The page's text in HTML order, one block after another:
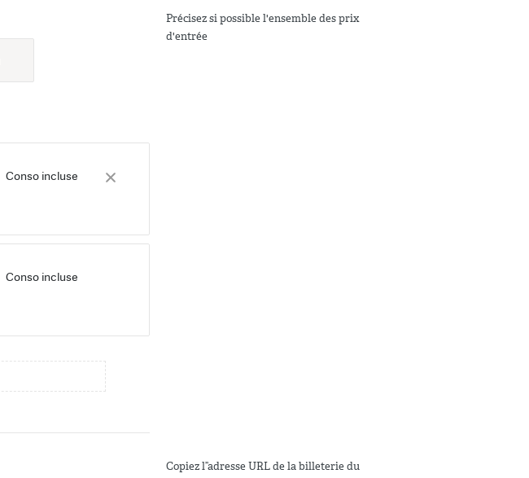
Conso incluse
Conso incluse
Précisez si possible l'ensemble des prix
d'entrée
Copiez l”adresse URL de la billeterie du